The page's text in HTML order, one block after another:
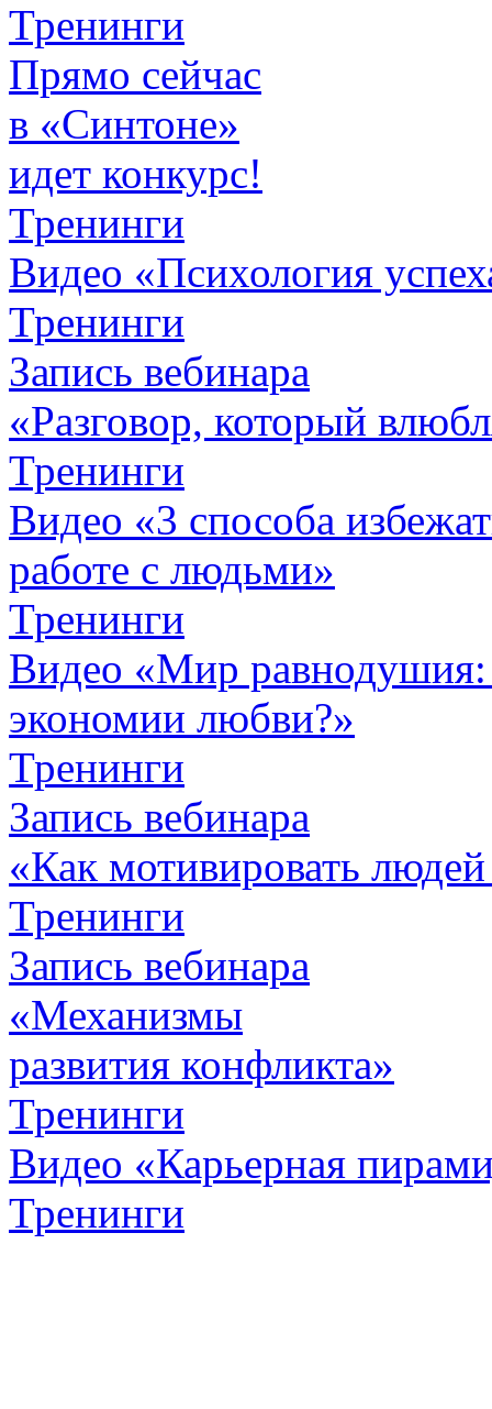
Тренинги
Прямо сейчас
в «Синтоне»
идет конкурс!
Тренинги
Видео «Психология
Тренинги
Запись вебинара
«Разговор, который
Тренинги
Видео «3 способа
работе с людьми»
Тренинги
Видео «Мир равнодушия:
экономии любви?»
Тренинги
Запись вебинара
«Как мотивировать
Тренинги
Запись вебинара
«Механизмы
развития конфликта»
Тренинги
Видео «Карьерная
Тренинги